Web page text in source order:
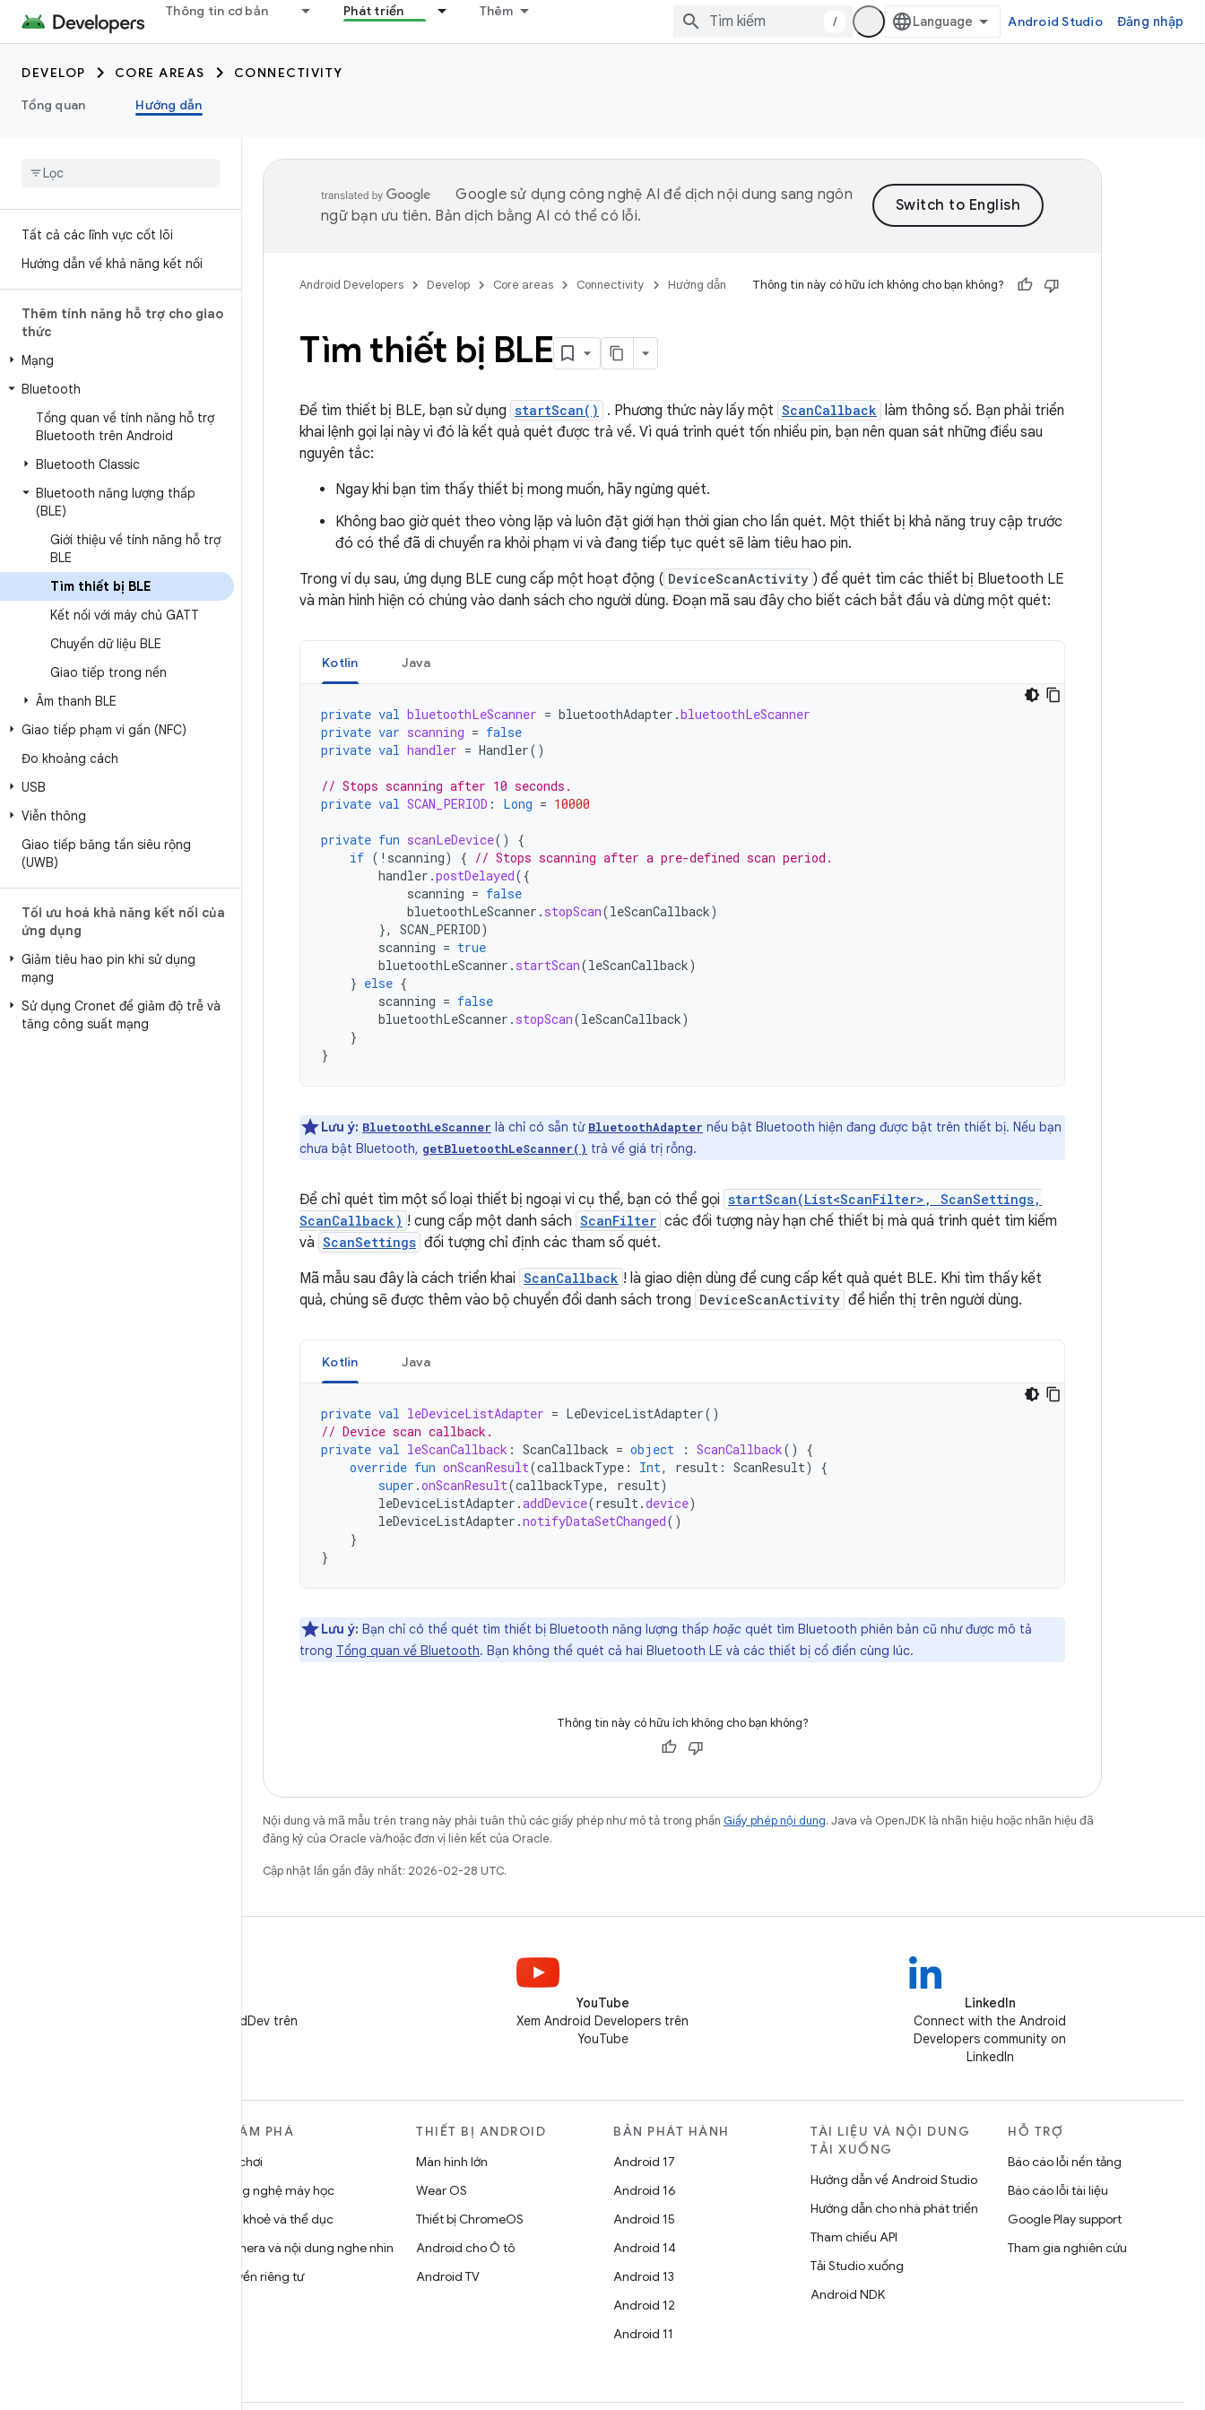
Thông tin cơ bản Phát triển Thêm
/ Android Studio Đăng nhập
DEVELOP CORE AREAS
CONNECTIVITY
Tổng quan
Hướng dẫn
Tất cả các lĩnh vực cốt lõi
Hướng dẫn về khả năng kết nối
Thêm tính năng hỗ trợ cho giao
thức
Mạng
Bluetooth
Tổng quan về tính năng hỗ trợ
Bluetooth trên Android
Bluetooth Classic
Bluetooth năng lượng thấp
(BLE)
Giới thiệu về tính năng hỗ trợ
BLE
Tìm thiết bị BLE
Kết nối với máy chủ GATT
Chuyển dữ liệu BLE
Giao tiếp trong nền
Âm thanh BLE
Giao tiếp phạm vi gần (NFC)
Đo khoảng cách
USB
Viễn thông
Giao tiếp băng tần siêu rộng
(UWB)
Tối ưu hoá khả năng kết nối của
ứng dụng
Giảm tiêu hao pin khi sử dụng
mạng
Sử dụng Cronet để giảm độ trễ và
tăng công suất mạng
Google sử dụng công nghệ AI để dịch nội dung sang ngôn
ngữ bạn ưu tiên. Bản dịch bằng AI có thể có lỗi.
Android Developers Develop Core areas Connectivity Hướng dẫn Thông tin này có hữu ích không cho bạn không?
Tìm thiết bị BLE
Để tìm thiết bị BLE, bạn sử dụng startScan() . Phương thức này lấy một ScanCallback làm thông số. Bạn phải triển
khai lệnh gọi lại này vì đó là kết quả quét được trả về. Vì quá trình quét tốn nhiều pin, bạn nên quan sát những điều sau
nguyên tắc:
Ngay khi bạn tìm thấy thiết bị mong muốn, hãy ngừng quét.
Không bao giờ quét theo vòng lặp và luôn đặt giới hạn thời gian cho lần quét. Một thiết bị khả năng truy cập trước
đó có thể đã di chuyển ra khỏi phạm vi và đang tiếp tục quét sẽ làm tiêu hao pin.
Trong ví dụ sau, ứng dụng BLE cung cấp một hoạt động ( DeviceScanActivity ) để quét tìm các thiết bị Bluetooth LE
và màn hình hiện có chúng vào danh sách cho người dùng. Đoạn mã sau đây cho biết cách bắt đầu và dừng một quét:
Kotlin Java
private val bluetoothLeScanner = bluetoothAdapter .bluetoothLeScanner
private var scanning = false
private val handler = Handler()
// Stops scanning after 10 seconds.
private val SCAN_PERIOD : Long = 10000
private fun scanLeDevice()
{
if ( ! scanning) { // Stops scanning after a pre-defined scan period.
handler .postDelayed({
scanning = false
bluetoothLeScanner . stopScan(leScanCallback)
},
SCAN_PERIOD)
scanning = true
bluetoothLeScanner . startScan(leScanCallback)
} else {
scanning = false
bluetoothLeScanner . stopScan(leScanCallback)
}
}
Lưu ý: BluetoothLeScanner là chỉ có sẵn từ BluetoothAdapter nếu bật Bluetooth hiện đang được bật trên thiết bị. Nếu bạn
chưa bật Bluetooth, getBluetoothLeScanner() trả về giá trị rỗng.
Để chỉ quét tìm một số loại thiết bị ngoại vi cụ thể, bạn có thể gọi startScan(List<ScanFilter>, ScanSettings,
ScanCallback) ! cung cấp một danh sách ScanFilter các đối tượng này hạn chế thiết bị mà quá trình quét tìm kiếm
và ScanSettings đối tượng chỉ định các tham số quét.
Mã mẫu sau đây là cách triển khai ScanCallback ! là giao diện dùng để cung cấp kết quả quét BLE. Khi tìm thấy kết
quả, chúng sẽ được thêm vào bộ chuyển đổi danh sách trong DeviceScanActivity để hiển thị trên người dùng.
Kotlin Java
private val leDeviceListAdapter = LeDeviceListAdapter()
// Device scan callback.
private val leScanCallback : ScanCallback = object : ScanCallback()
{
override fun onScanResult(callbackType : Int, result : ScanResult)
{
super .onScanResult(callbackType, result)
leDeviceListAdapter .addDevice(result.device)
leDeviceListAdapter .notifyDataSetChanged()
}
}
Lưu ý: Bạn chỉ có thể quét tìm thiết bị Bluetooth năng lượng thấp hoặc quét tìm Bluetooth phiên bản cũ như được mô tả
trong Tổng quan về Bluetooth. Bạn không thể quét cả hai Bluetooth LE và các thiết bị cổ điển cùng lúc.
Thông tin này có hữu ích không cho bạn không?
Nội dung và mã mẫu trên trang này phải tuân thủ các giấy phép như mô tả trong phần Giấy phép nội dung. Java và OpenJDK là nhãn hiệu hoặc nhãn hiệu đã
đăng ký của Oracle và/hoặc đơn vị liên kết của Oracle.
Cập nhật lần gần đây nhất: 2026-02-28 UTC.
Theo dõi @AndroidDev trên
YouTube
Xem Android Developers trên
YouTube
LinkedIn
Connect with the Android
Developers community on
LinkedIn
KHÁM PHÁ
Trò chơi
Công nghệ máy học
Sức khoẻ và thể dục
Camera và nội dung nghe nhìn
Quyền riêng tư
THIẾT BỊ ANDROID
Màn hình lớn
Wear OS
Thiết bị ChromeOS
Android cho Ô tô
Android TV
BẢN PHÁT HÀNH
Android 17
Android 16
Android 15
Android 14
Android 13
Android 12
Android 11
TÀI LIỆU VÀ NỘI DUNG
TẢI XUỐNG
Hướng dẫn về Android Studio
Hướng dẫn cho nhà phát triển
Tham chiếu API
Tải Studio xuống
Android NDK
HỖ TRỢ
Báo cáo lỗi nền tảng
Báo cáo lỗi tài liệu
Google Play support
Tham gia nghiên cứu